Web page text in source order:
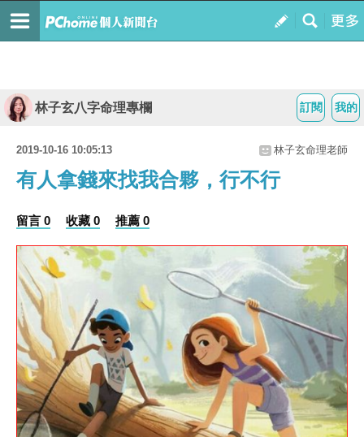
我的
訂閱
林子玄八字命理專欄
2019-10-16 10:05:13 林子玄命理老師
有人拿錢來找我合夥，行不行
留言 0 收藏 0 推薦 0